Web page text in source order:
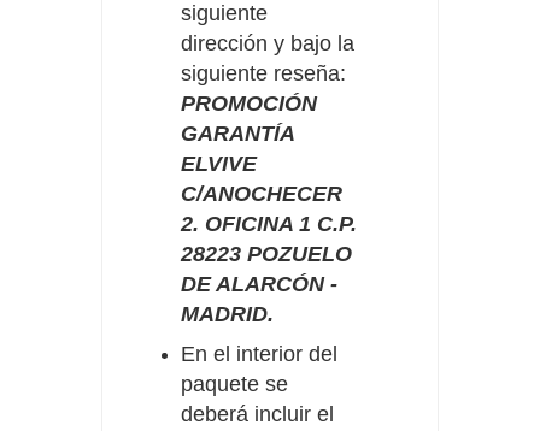
siguiente
dirección y bajo la
siguiente reseña:
PROMOCIÓN
GARANTÍA
ELVIVE
C/ANOCHECER
2. OFICINA 1 C.P.
28223 POZUELO
DE ALARCÓN -
MADRID.
En el interior del
paquete se
deberá incluir el